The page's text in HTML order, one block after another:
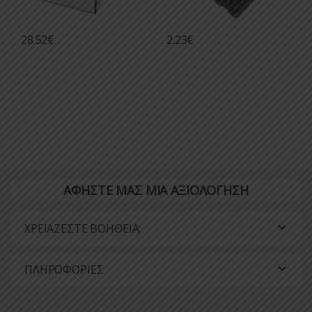
28.52€ 2.23€
ΑΦΗΣΤΕ ΜΑΣ ΜΙΑ ΑΞΙΟΛΟΓΗΣΗ
ΧΡΕΙΑΖΕΣΤΕ ΒΟΗΘΕΙΑ;
ΠΛΗΡΟΦΟΡΙΕΣ